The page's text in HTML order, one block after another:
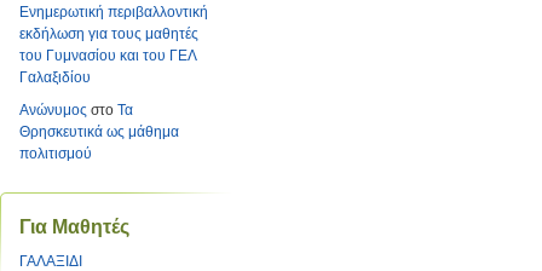
Ενημερωτική περιβαλλοντική
εκδήλωση για τους μαθητές
του Γυμνασίου και του ΓΕΛ
Γαλαξιδίου
Ανώνυμος στο Τα
Θρησκευτικά ως μάθημα
πολιτισμού
Για Μαθητές
ΓΑΛΑΞΙΔΙ